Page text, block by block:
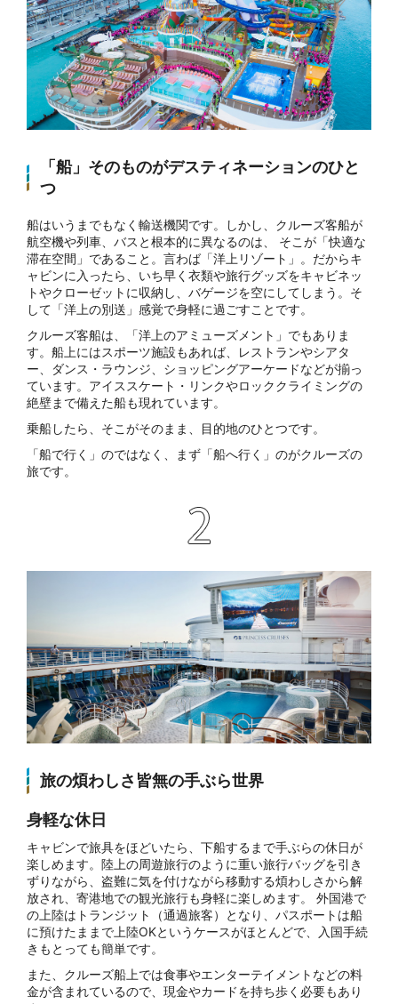
「船」そのものがデスティネーションのひと
つ
船はいうまでもなく輸送機関です。しかし、クルーズ客船が
航空機や列車、バスと根本的に異なるのは、 そこが「快適な
滞在空間」であること。言わば「洋上リゾート」。だからキ
ャビンに入ったら、いち早く衣類や旅行グッズをキャビネッ
トやクローゼットに収納し、バゲージを空にしてしまう。そ
して「洋上の別送」感覚で身軽に過ごすことです。
クルーズ客船は、「洋上のアミューズメント」でもありま
す。船上にはスポーツ施設もあれば、レストランやシアタ
ー、ダンス・ラウンジ、ショッピングアーケードなどが揃っ
ています。アイススケート・リンクやロッククライミングの
絶壁まで備えた船も現れています。
乗船したら、そこがそのまま、目的地のひとつです。
「船で行く」のではなく、まず「船へ行く」のがクルーズの
旅です。
旅の煩わしさ皆無の手ぶら世界
身軽な休日
キャビンで旅具をほどいたら、下船するまで手ぶらの休日が
楽しめます。陸上の周遊旅行のように重い旅行バッグを引き
ずりながら、盗難に気を付けながら移動する煩わしさから解
放され、寄港地での観光旅行も身軽に楽しめます。 外国港で
の上陸はトランジット（通過旅客）となり、パスポートは船
に預けたままで上陸OKというケースがほとんどで、入国手続
きもとっても簡単です。
また、クルーズ船上では食事やエンターテイメントなどの料
金が含まれているので、現金やカードを持ち歩く必要もあり